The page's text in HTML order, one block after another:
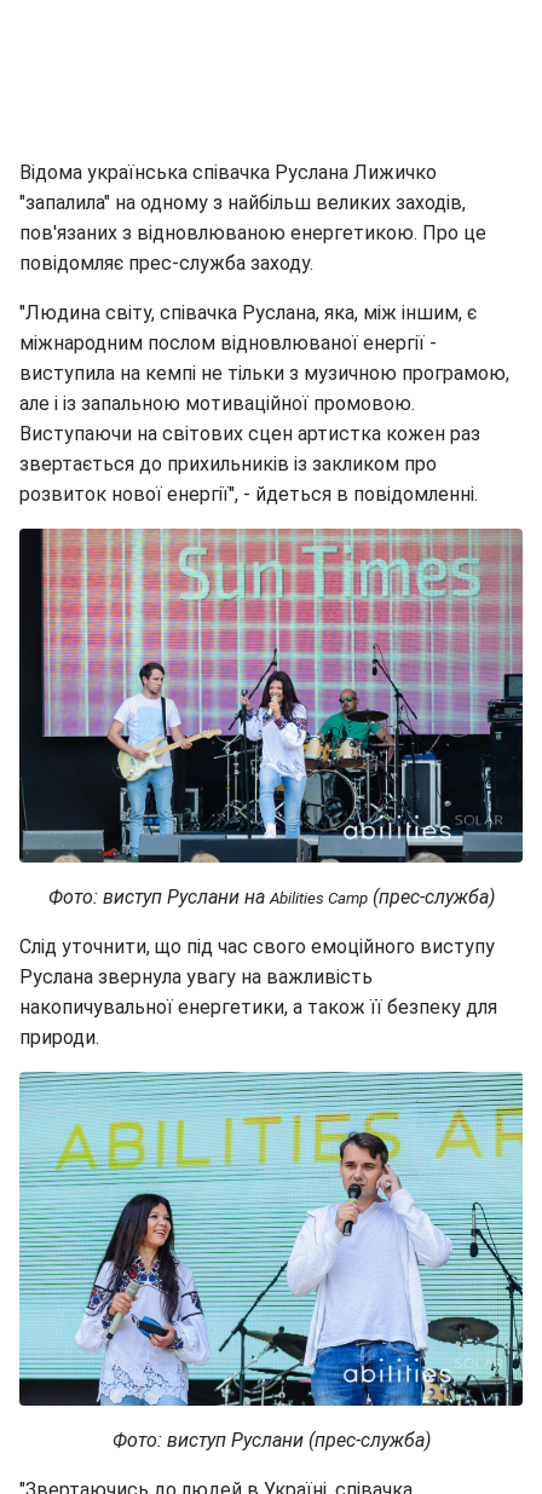
Відома українська співачка Руслана Лижичко
"запалила" на одному з найбільш великих заходів,
пов'язаних з відновлюваною енергетикою. Про це
повідомляє прес-служба заходу.
"Людина світу, співачка Руслана, яка, між іншим, є
міжнародним послом відновлюваної енергії -
виступила на кемпі не тільки з музичною програмою,
але і із запальною мотиваційної промовою.
Виступаючи на світових сцен артистка кожен раз
звертається до прихильників із закликом про
розвиток нової енергії", - йдеться в повідомленні.
Фото: виступ Руслани наAbilities Camp(прес-служба)
Слід уточнити, що під час свого емоційного виступу
Руслана звернула увагу на важливість
накопичувальної енергетики, а також її безпеку для
природи.
Фото: виступ Руслани (прес-служба)